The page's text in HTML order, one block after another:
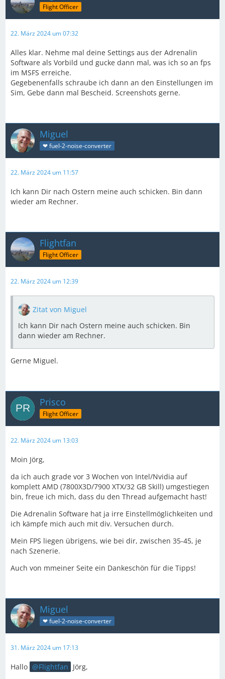
Flight Officer
22. März 2024 um 07:32
Alles klar. Nehme mal deine Settings aus der Adrenalin
Software als Vorbild und gucke dann mal, was ich so an fps
im MSFS erreiche.
Gegebenenfalls schraube ich dann an den Einstellungen im
Sim, Gebe dann mal Bescheid. Screenshots gerne.
Miguel
❤ fuel-2-noise-converter
22. März 2024 um 11:57
Ich kann Dir nach Ostern meine auch schicken. Bin dann
wieder am Rechner.
Flightfan
Flight Officer
22. März 2024 um 12:39
Zitat von Miguel
Ich kann Dir nach Ostern meine auch schicken. Bin
dann wieder am Rechner.
Gerne Miguel.
Prisco
Flight Officer
22. März 2024 um 13:03
Moin Jörg,
da ich auch grade vor 3 Wochen von Intel/Nvidia auf
komplett AMD (7800X3D/7900 XTX/32 GB Skill) umgestiegen
bin, freue ich mich, dass du den Thread aufgemacht hast!
Die Adrenalin Software hat ja irre Einstellmöglichkeiten und
ich kämpfe mich auch mit div. Versuchen durch.
Mein FPS liegen übrigens, wie bei dir, zwischen 35-45, je
nach Szenerie.
Auch von mmeiner Seite ein Dankeschön für die Tipps!
Miguel
❤ fuel-2-noise-converter
31. März 2024 um 17:13
Hallo Flightfan Jörg,